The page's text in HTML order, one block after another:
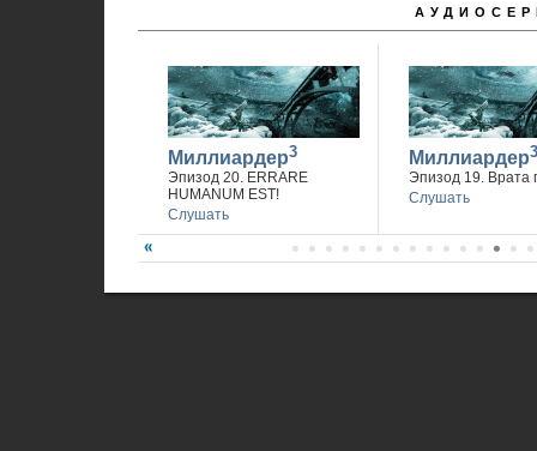
Миллиардер3
Эпизод 20. ERRARE
HUMANUM EST!
Слушать
Миллиардер3
Эпизод 19. Врата
Слушать